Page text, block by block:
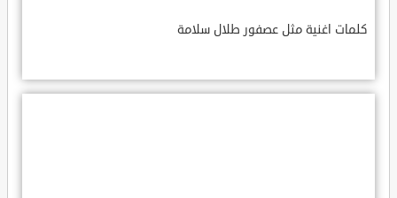
كلمات اغنية مثل عصفور طلال سلامة